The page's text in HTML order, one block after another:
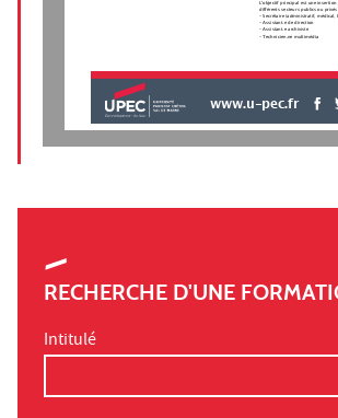
L'objectif principal est une insertion
différents secteurs publics ou
- Secrétaire (administratif, médical,
- Assistant.e de direction
- Assistant.e archiviste
- Technicien.ne multimédia
www.u-pec.fr
RECHERCHE D'UNE
Intitulé